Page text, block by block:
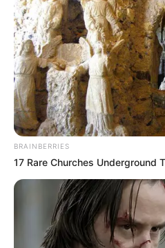
Participe do
WhatsApp!
Fique informado em tempo
notícias de Paraguaçu
Clique aqui para
BRAINBERRIES
17 Rare Churches Underground